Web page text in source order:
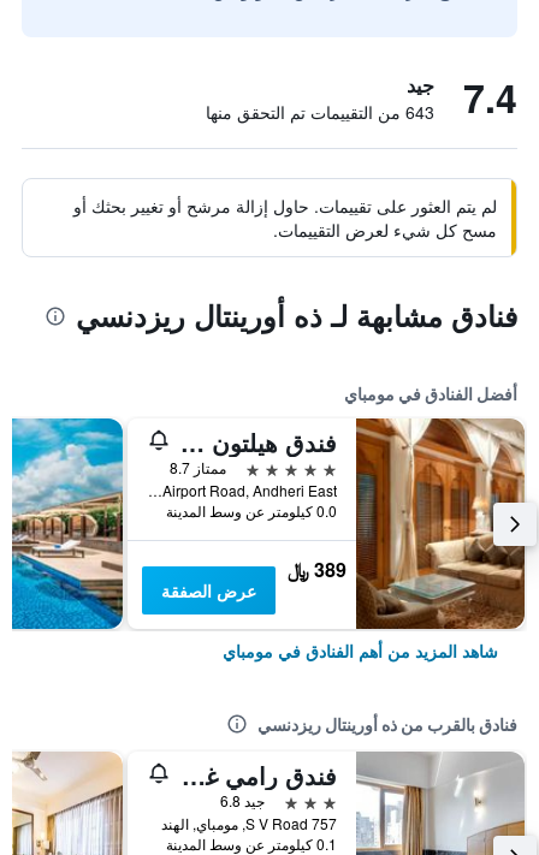
7.4 جيد
643 من التقييمات تم التحقق منها
لم يتم العثور على تقييمات. حاول إزالة مرشح أو تغيير بحثك أو
مسح كل شيء لعرض التقييمات.
فنادق مشابهة لـ ذه أورينتال ريزدنسي
أفضل الفنادق في مومباي
فندق هيلتون مومباي إنترناشيونال اير بورت
5 نجوم
ممتاز 8.7
Sahar Airport Road, Andheri East, مومباي, الهند
0.0 كيلومتر عن وسط المدينة
389 ﷼
عرض الصفقة
شاهد المزيد من أهم الفنادق في مومباي
فنادق بالقرب من ذه أورينتال ريزدنسي
فندق رامي غيستلاين خار
3 نجوم
جيد 6.8
757 S V Road, مومباي, الهند
0.1 كيلومتر عن وسط المدينة